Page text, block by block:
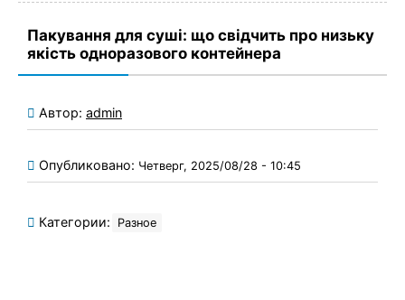
Пакування для суші: що свідчить про низьку
якість одноразового контейнера
Автор: admin
Опубликовано: Четверг, 2025/08/28 - 10:45
Категории: Разное